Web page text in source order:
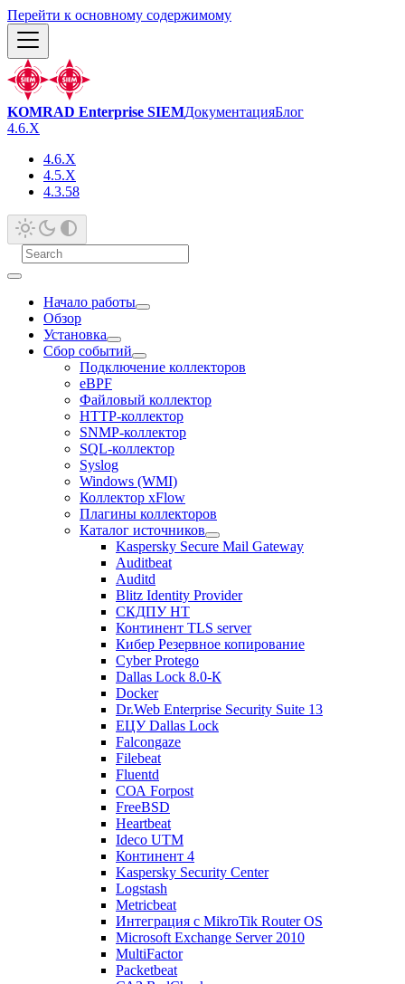
Перейти к основному содержимому
KOMRAD Enterprise SIEMДокументацияБлог
4.6.X
4.6.X
4.5.X
4.3.58
Начало работы
Обзор
Установка
Сбор событий
Подключение коллекторов
eBPF
Файловый коллектор
HTTP-коллектор
SNMP-коллектор
SQL-коллектор
Syslog
Windows (WMI)
Коллектор xFlow
Плагины коллекторов
Каталог источников
Kaspersky Secure Mail Gateway
Auditbeat
Auditd
Blitz Identity Provider
СКДПУ НТ
Континент TLS server
Кибер Резервное копирование
Cyber Protego
Dallas Lock 8.0-К
Docker
Dr.Web Enterprise Security Suite 13
ЕЦУ Dallas Lock
Falcongaze
Filebeat
Fluentd
СОА Forpost
FreeBSD
Heartbeat
Ideco UTM
Континент 4
Kaspersky Security Center
Logstash
Metricbeat
Интеграция с MikroTik Router OS
Microsoft Exchange Server 2010
MultiFactor
Packetbeat